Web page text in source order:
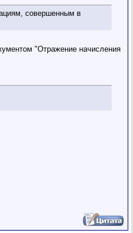
совершенным в
"Отражение начисления